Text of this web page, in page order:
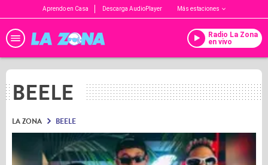
Aprendo en Casa Descarga AudioPlayer Más estaciones
Radio La Zona
en vivo
BEELE
LA ZONA BEELE